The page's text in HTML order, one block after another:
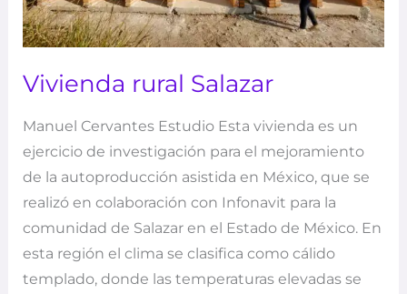
Vivienda rural Salazar
Manuel Cervantes Estudio Esta vivienda es un
ejercicio de investigación para el mejoramiento
de la autoproducción asistida en México, que se
realizó en colaboración con Infonavit para la
comunidad de Salazar en el Estado de México. En
esta región el clima se clasifica como cálido
templado, donde las temperaturas elevadas se